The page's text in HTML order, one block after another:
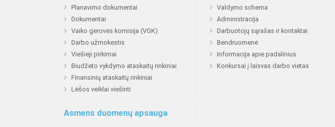
Planavimo dokumentai
Dokumentai
Vaiko gerovės komisija (VGK)
Darbo užmokestis
Viešieji pirkimai
Biudžeto vykdymo ataskaitų rinkiniai
Finansinių ataskaitų rinkiniai
Lėšos veiklai viešinti
Valdymo schema
Administracija
Darbuotojų sąrašas ir kontaktai
Bendruomenė
Informacija apie padalinius
Konkursai į laisvas darbo vietas
Asmens duomenų apsauga